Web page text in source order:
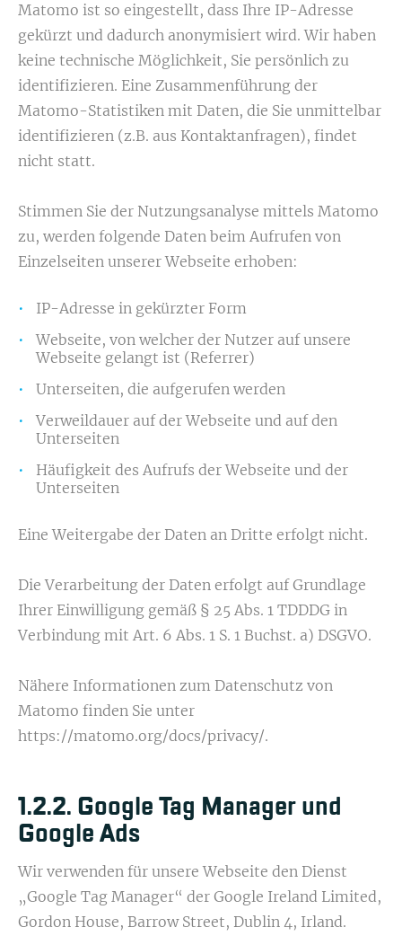
Matomo ist so eingestellt, dass Ihre IP-Adresse
gekürzt und dadurch anonymisiert wird. Wir haben
keine technische Möglichkeit, Sie persönlich zu
identifizieren. Eine Zusammenführung der
Matomo-Statistiken mit Daten, die Sie unmittelbar
identifizieren (z.B. aus Kontaktanfragen), findet
nicht statt.
Stimmen Sie der Nutzungsanalyse mittels Matomo
zu, werden folgende Daten beim Aufrufen von
Einzelseiten unserer Webseite erhoben:
IP-Adresse in gekürzter Form
Webseite, von welcher der Nutzer auf unsere
Webseite gelangt ist (Referrer)
Unterseiten, die aufgerufen werden
Verweildauer auf der Webseite und auf den
Unterseiten
Häufigkeit des Aufrufs der Webseite und der
Unterseiten
Eine Weitergabe der Daten an Dritte erfolgt nicht.
Die Verarbeitung der Daten erfolgt auf Grundlage
Ihrer Einwilligung gemäß § 25 Abs. 1 TDDDG in
Verbindung mit Art. 6 Abs. 1 S. 1 Buchst. a) DSGVO.
Nähere Informationen zum Datenschutz von
Matomo finden Sie unter
https://matomo.org/docs/privacy/.
1.2.2. Google Tag Manager und
Google Ads
Wir verwenden für unsere Webseite den Dienst
„Google Tag Manager“ der Google Ireland Limited,
Gordon House, Barrow Street, Dublin 4, Irland.